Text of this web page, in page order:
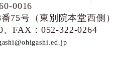
0016
75号（東別院本堂西側）
FAX：052-322-0264